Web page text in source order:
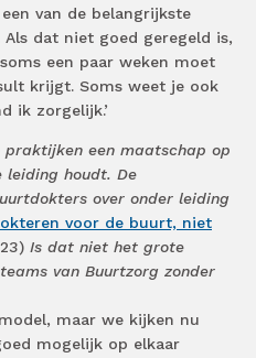
van de belangrijkste
dat niet goed geregeld is,
een paar weken moet
krijgt. Soms weet je ook
ik zorgelijk.’
een maatschap op
houdt. De
over onder leiding
voor de buurt, niet
Is dat niet het grote
van Buurtzorg zonder
maar we kijken nu
mogelijk op elkaar